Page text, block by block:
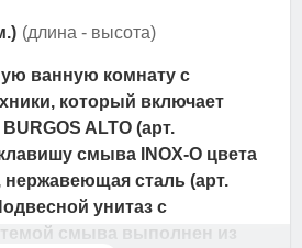
(длина - высота)
ванную комнату с
который включает
ALTO (арт.
смыва INOX-O цвета
нержавеющая сталь (арт.
унитаз с
смыва выполнен из